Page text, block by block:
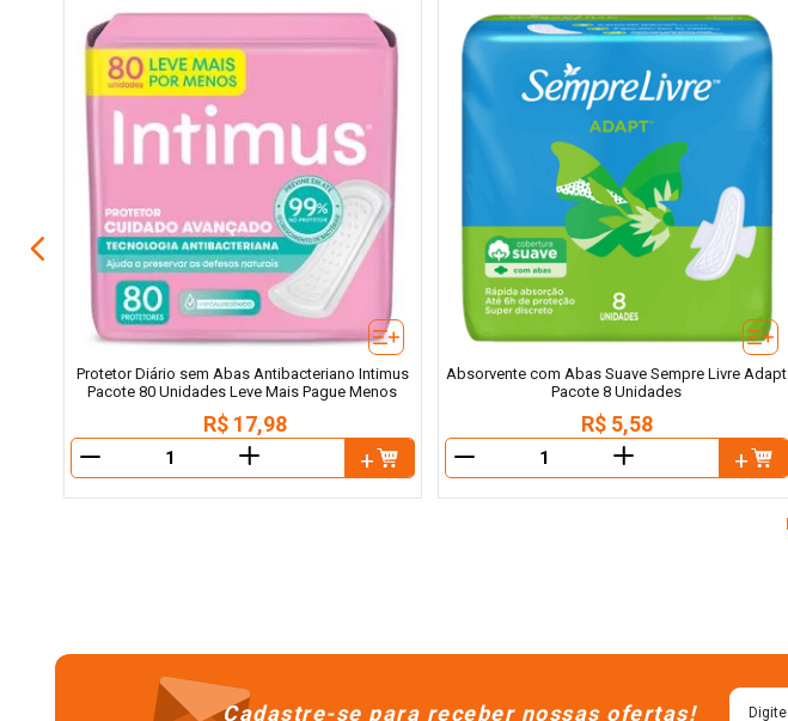
Protetor Diário sem Abas Antibacteriano Intimus
Pacote 80 Unidades Leve Mais Pague Menos
R$ 17,98
＋
Absorvente com Abas Suave Sempre Livre Adapt
Pacote 8 Unidades
R$ 5,58
＋
Cadastre-se para receber nossas ofertas!